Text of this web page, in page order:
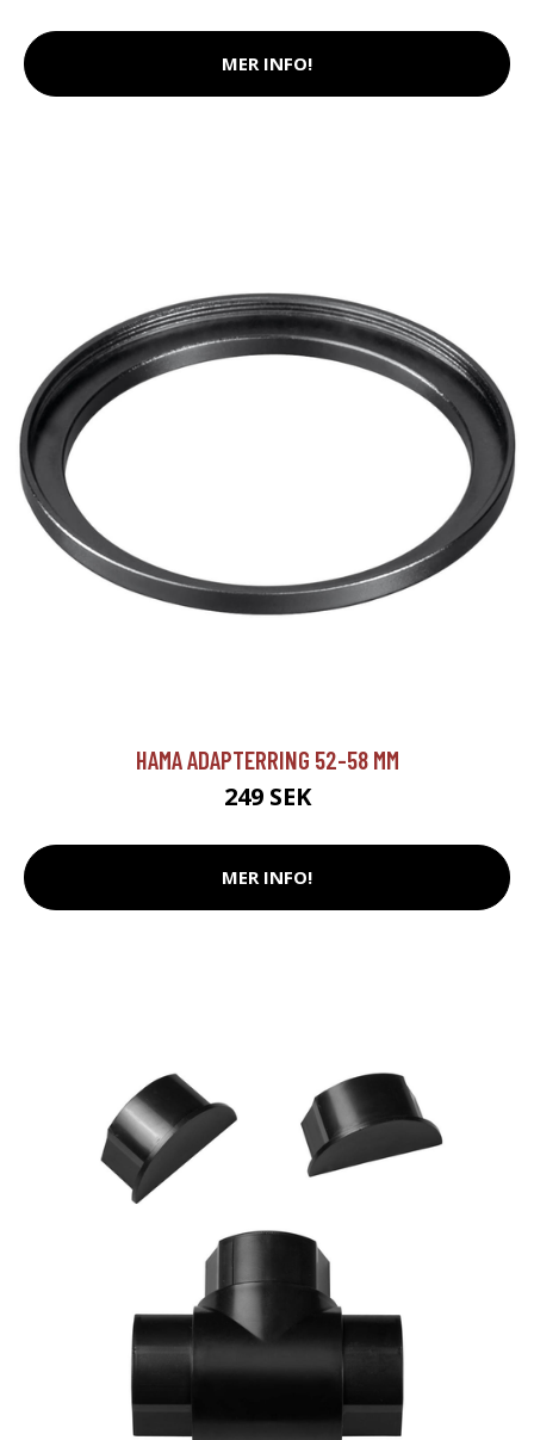
MER INFO!
HAMA ADAPTERRING 52-58 MM
249 SEK
MER INFO!